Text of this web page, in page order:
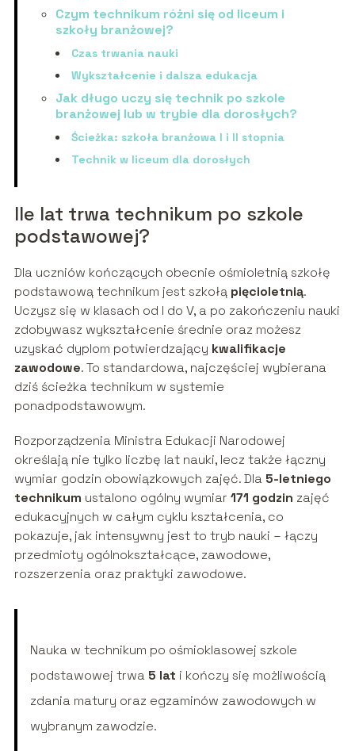
Czym technikum różni się od liceum i
szkoły branżowej?
Czas trwania nauki
Wykształcenie i dalsza edukacja
Jak długo uczy się technik po szkole
branżowej lub w trybie dla dorosłych?
Ścieżka: szkoła branżowa I i II stopnia
Technik w liceum dla dorosłych
Ile lat trwa technikum po szkole
podstawowej?
Dla uczniów kończących obecnie ośmioletnią szkołę
podstawową technikum jest szkołą pięcioletnią.
Uczysz się w klasach od I do V, a po zakończeniu nauki
zdobywasz wykształcenie średnie oraz możesz
uzyskać dyplom potwierdzający kwalifikacje
zawodowe. To standardowa, najczęściej wybierana
dziś ścieżka technikum w systemie
ponadpodstawowym.
Rozporządzenia Ministra Edukacji Narodowej
określają nie tylko liczbę lat nauki, lecz także łączny
wymiar godzin obowiązkowych zajęć. Dla 5-letniego
technikum ustalono ogólny wymiar 171 godzin zajęć
edukacyjnych w całym cyklu kształcenia, co
pokazuje, jak intensywny jest to tryb nauki – łączy
przedmioty ogólnokształcące, zawodowe,
rozszerzenia oraz praktyki zawodowe.
Nauka w technikum po ośmioklasowej szkole
podstawowej trwa 5 lat i kończy się możliwością
zdania matury oraz egzaminów zawodowych w
wybranym zawodzie.